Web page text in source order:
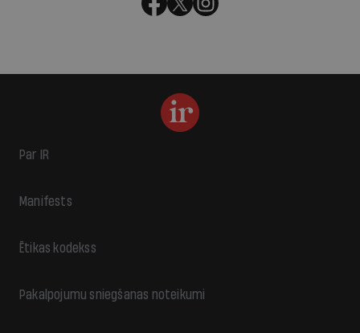
Par IR
Manifests
Ētikas kodekss
Pakalpojumu sniegšanas noteikumi